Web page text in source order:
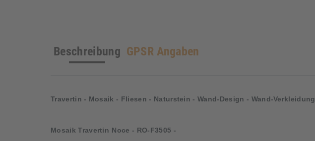
Beschreibung GPSR Angaben
Travertin - Mosaik - Fliesen - Naturstein - Wand-Design - Wand-Verkleidung
Mosaik Travertin Noce - RO-F3505 -